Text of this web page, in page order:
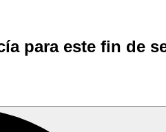
para este fin de